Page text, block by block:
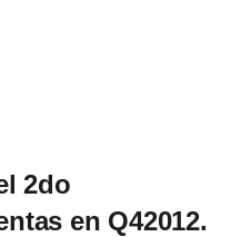
2do
en Q42012.